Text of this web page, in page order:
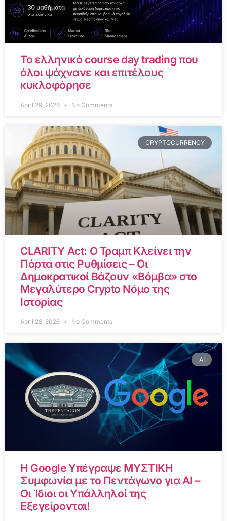
Το ελληνικό course day trading που
όλοι ψάχνανε και επιτέλους
κυκλοφόρησε
April 29, 2026 No Comments
CRYPTOCURRENCY
CLARITY Act: Ο Τραμπ Κλείνει την
Πόρτα στις Ρυθμίσεις – Οι
Δημοκρατικοί Βάζουν «Βόμβα» στο
Μεγαλύτερο Crypto Νόμο της
Ιστορίας
April 28, 2026 No Comments
AI
Η Google Υπέγραψε ΜΥΣΤΙΚΗ
Συμφωνία με το Πεντάγωνο για AI –
Οι Ίδιοι οι Υπάλληλοί της
Εξεγείρονται!